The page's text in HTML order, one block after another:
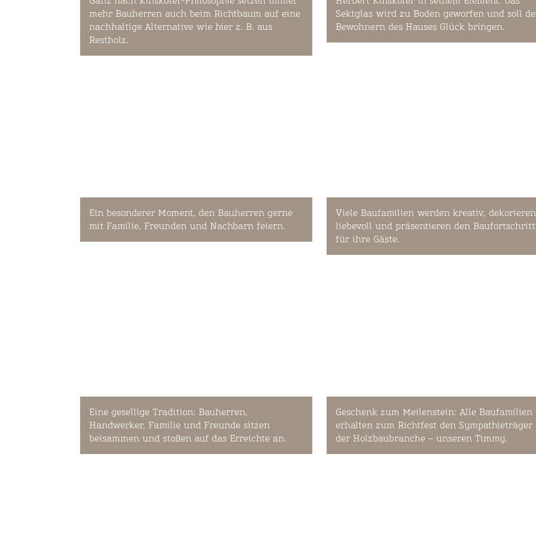
mehr Bauherren auch beim Richtbaum auf eine
nachhaltige Alternative wie hier z. B. aus
Restholz.
Sektglas wird zu Boden geworfen und soll
Bewohnern des Hauses Glück bringen.
Ein besonderer Moment, den Bauherren gerne
mit Familie, Freunden und Nachbarn feiern.
Viele Baufamilien werden kreativ, dekorieren
liebevoll und präsentieren den Baufortschritt
für ihre Gäste.
Eine gesellige Tradition: Bauherren,
Handwerker, Familie und Freunde sitzen
beisammen und stoßen auf das Erreichte an.
Geschenk zum Meilenstein: Alle Baufamilien
erhalten zum Richtfest den Sympathieträger
der Holzbaubranche – unseren Timmy.